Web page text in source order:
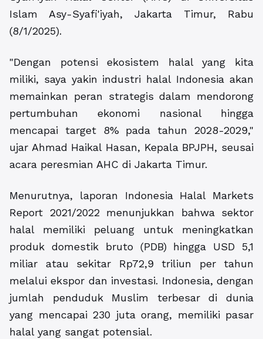
Islam Asy-Syafi'iyah, Jakarta Timur, Rabu
(8/1/2025).
"Dengan potensi ekosistem halal yang kita
miliki, saya yakin industri halal Indonesia akan
memainkan peran strategis dalam mendorong
pertumbuhan ekonomi nasional hingga
mencapai target 8% pada tahun 2028-2029,"
ujar Ahmad Haikal Hasan, Kepala BPJPH, seusai
acara peresmian AHC di Jakarta Timur.
Menurutnya, laporan Indonesia Halal Markets
Report 2021/2022 menunjukkan bahwa sektor
halal memiliki peluang untuk meningkatkan
produk domestik bruto (PDB) hingga USD 5,1
miliar atau sekitar Rp72,9 triliun per tahun
melalui ekspor dan investasi. Indonesia, dengan
jumlah penduduk Muslim terbesar di dunia
yang mencapai 230 juta orang, memiliki pasar
halal yang sangat potensial.